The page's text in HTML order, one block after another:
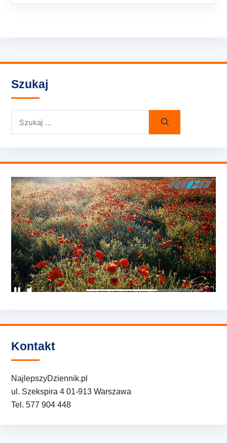
Szukaj
Kontakt
NajlepszyDziennik.pl
ul. Szekspira 4 01-913 Warszawa
Tel. 577 904 448